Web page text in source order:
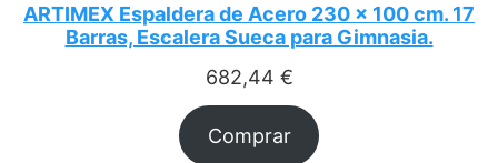
ARTIMEX Espaldera de Acero 230 x 100 cm. 17
Barras, Escalera Sueca para Gimnasia.
682,44 €
Comprar